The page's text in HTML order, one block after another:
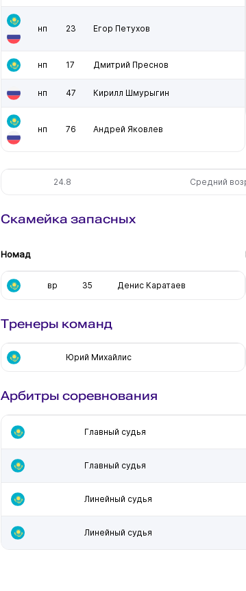
нп 23 Егор Петухов
нп 17 Дмитрий Преснов
нп 47 Кирилл Шмурыгин
нп 76 Андрей Яковлев
24.8 Средний
Скамейка запасных
Номад
вр 35 Денис Каратаев
Тренеры команд
Юрий Михайлис
Арбитры соревнования
Главный судья
Главный судья
Линейный судья
Линейный судья